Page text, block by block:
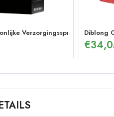
Verzorgingsspray Diblong
€